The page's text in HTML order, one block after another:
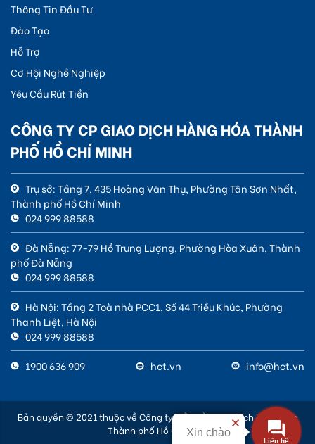
Thông Tin Đầu Tư
Đào Tạo
Hỗ Trợ
Cơ Hội Nghề Nghiệp
Yêu Cầu Rút Tiền
CÔNG TY CP GIAO DỊCH HÀNG HÓA THÀNH
PHỐ HỒ CHÍ MINH
Trụ sở: Tầng 7, 435 Hoàng Văn Thụ, Phường Tân Sơn Nhất,
Thành phố Hồ Chí Minh
024 999 88588
Đà Nẵng: 77-79 Hồ Trung Lượng, Phường Hòa Xuân, Thành
phố Đà Nẵng
024 999 88588
Hà Nội: Tầng 2 Toà nhà PCC1, Số 44 Triều Khúc, Phường
Thanh Liệt, Hà Nội
024 999 88588
1900 636 909
hct.vn info@hct.vn
Bản quyền © 2021 thuộc về Công ty Cổ phần Giao dịch Hàng hóa
Thành phố Hồ Chí Minh
Liên hệ
Xin chào